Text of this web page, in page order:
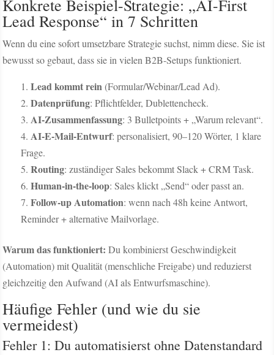
Konkrete Beispiel-Strategie: „AI-First
Lead Response“ in 7 Schritten
Wenn du eine sofort umsetzbare Strategie suchst, nimm diese. Sie ist
bewusst so gebaut, dass sie in vielen B2B-Setups funktioniert.
Lead kommt rein(Formular/Webinar/Lead Ad).
Datenprüfung: Pflichtfelder, Dublettencheck.
AI-Zusammenfassung: 3 Bulletpoints + „Warum relevant“.
AI-E-Mail-Entwurf: personalisiert, 90–120 Wörter, 1 klare
Frage.
Routing: zuständiger Sales bekommt Slack + CRM Task.
Human-in-the-loop: Sales klickt „Send“ oder passt an.
Follow-up Automation: wenn nach 48h keine Antwort,
Reminder + alternative Mailvorlage.
Warum das funktioniert: Du kombinierst Geschwindigkeit
(Automation) mit Qualität (menschliche Freigabe) und reduzierst
gleichzeitig den Aufwand (AI als Entwurfsmaschine).
Häufige Fehler (und wie du sie
vermeidest)
Fehler 1: Du automatisierst ohne Datenstandard